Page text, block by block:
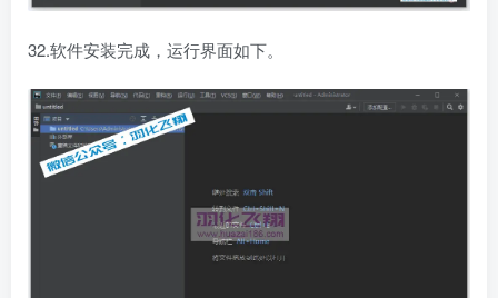
32.软件安装完成，运行界面如下。